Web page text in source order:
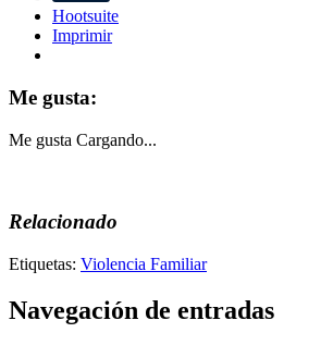
Hootsuite
Imprimir
Me gusta:
Me gusta Cargando...
Relacionado
Etiquetas: Violencia Familiar
Navegación de entradas